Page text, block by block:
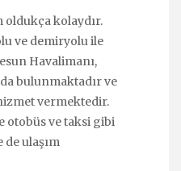
oldukça kolaydır.
ve demiryolu ile
Havalimanı,
bulunmaktadır ve
vermektedir.
otobüs ve taksi gibi
de ulaşım